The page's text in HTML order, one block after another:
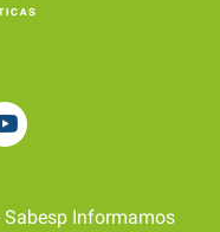
Informamos